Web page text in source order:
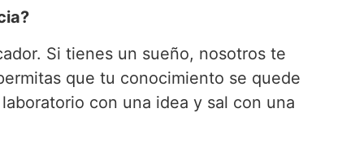
Si tienes un sueño, nosotros te
que tu conocimiento se quede
con una idea y sal con una